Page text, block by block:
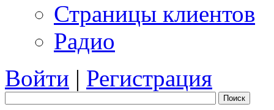
Страницы клиентов
Радио
Войти | Регистрация
Поиск